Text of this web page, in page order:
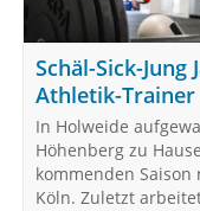
Schäl-Sick-
Athletik-Trainer
In Holweide
Höhenberg zu
kommenden
Köln. Zuletzt